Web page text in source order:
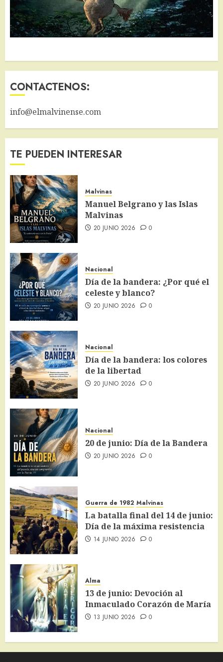
CONTACTENOS:
info@elmalvinense.com
TE PUEDEN INTERESAR
Malvinas
Manuel Belgrano y las Islas
Malvinas
20 JUNIO 2026 0
Nacional
Día de la bandera: ¿Por qué el
celeste y blanco?
20 JUNIO 2026 0
Nacional
Día de la bandera: los colores
de la libertad
20 JUNIO 2026 0
Nacional
20 de junio: Día de la Bandera
20 JUNIO 2026 0
Guerra de 1982 Malvinas
La batalla final del 14 de junio:
Día de la máxima resistencia
14 JUNIO 2026 0
Alma
13 de junio: Devoción al
Inmaculado Corazón de María
13 JUNIO 2026 0